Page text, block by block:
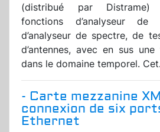
(distribué par Distrame)
fonctions d’analyseur de
d’analyseur de spectre, de
d’antennes, avec en sus une
dans le domaine temporel.
- Carte mezzanine
connexion de six
Ethernet